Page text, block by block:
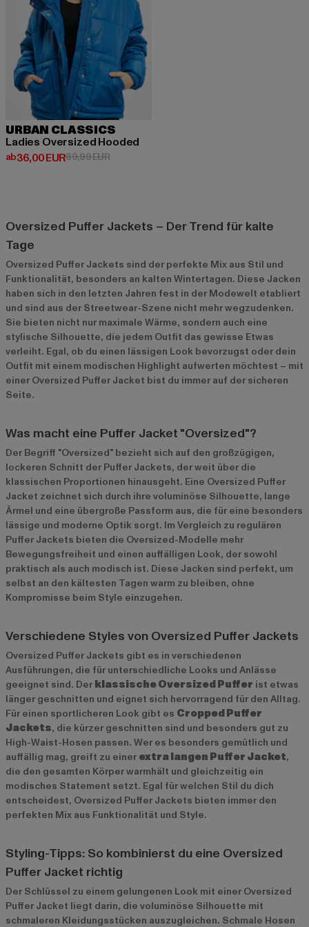
URBAN CLASSICS
Ladies Oversized Hooded
ab36,00 EUR
Derzeitiger Preis: ab 36,00 EUR
89,99 EURAktionspreis: 89,99 EUR
Oversized Puffer Jackets – Der Trend für kalte
Tage
Oversized Puffer Jackets sind der perfekte Mix aus Stil und
Funktionalität, besonders an kalten Wintertagen. Diese Jacken
haben sich in den letzten Jahren fest in der Modewelt etabliert
und sind aus der Streetwear-Szene nicht mehr wegzudenken.
Sie bieten nicht nur maximale Wärme, sondern auch eine
stylische Silhouette, die jedem Outfit das gewisse Etwas
verleiht. Egal, ob du einen lässigen Look bevorzugst oder dein
Outfit mit einem modischen Highlight aufwerten möchtest – mit
einer Oversized Puffer Jacket bist du immer auf der sicheren
Seite.
Was macht eine Puffer Jacket "Oversized"?
Der Begriff "Oversized" bezieht sich auf den großzügigen,
lockeren Schnitt der Puffer Jackets, der weit über die
klassischen Proportionen hinausgeht. Eine Oversized Puffer
Jacket zeichnet sich durch ihre voluminöse Silhouette, lange
Ärmel und eine übergroße Passform aus, die für eine besonders
lässige und moderne Optik sorgt. Im Vergleich zu regulären
Puffer Jackets bieten die Oversized-Modelle mehr
Bewegungsfreiheit und einen auffälligen Look, der sowohl
praktisch als auch modisch ist. Diese Jacken sind perfekt, um
selbst an den kältesten Tagen warm zu bleiben, ohne
Kompromisse beim Style einzugehen.
Verschiedene Styles von Oversized Puffer Jackets
Oversized Puffer Jackets gibt es in verschiedenen
Ausführungen, die für unterschiedliche Looks und Anlässe
geeignet sind. Der klassische Oversized Puffer ist etwas
länger geschnitten und eignet sich hervorragend für den Alltag.
Für einen sportlicheren Look gibt es Cropped Puffer
Jackets, die kürzer geschnitten sind und besonders gut zu
High-Waist-Hosen passen. Wer es besonders gemütlich und
auffällig mag, greift zu einer extra langen Puffer Jacket,
die den gesamten Körper warmhält und gleichzeitig ein
modisches Statement setzt. Egal für welchen Stil du dich
entscheidest, Oversized Puffer Jackets bieten immer den
perfekten Mix aus Funktionalität und Style.
Styling-Tipps: So kombinierst du eine Oversized
Puffer Jacket richtig
Der Schlüssel zu einem gelungenen Look mit einer Oversized
Puffer Jacket liegt darin, die voluminöse Silhouette mit
schmaleren Kleidungsstücken auszugleichen. Schmale Hosen